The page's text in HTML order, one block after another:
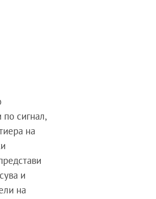
сигнал,
на
и
на